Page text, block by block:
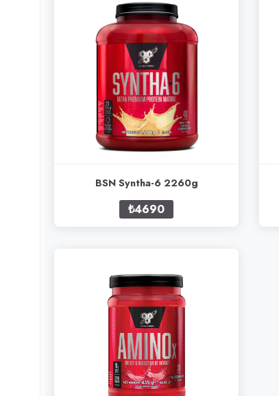
BSN Syntha-6 2260g
₺4690